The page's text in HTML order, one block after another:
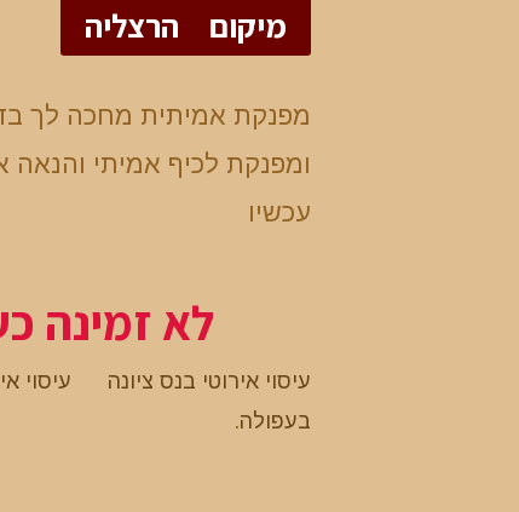
מיקום
הרצליה
מפנקת אמיתית מחכה לך
ומפנקת לכיף אמיתי והנאה
עכשיו
לא זמינה
עיסוי אירוטי בנס ציונה עיסוי
בעפולה.